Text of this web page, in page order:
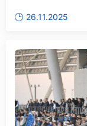
26.11.2025